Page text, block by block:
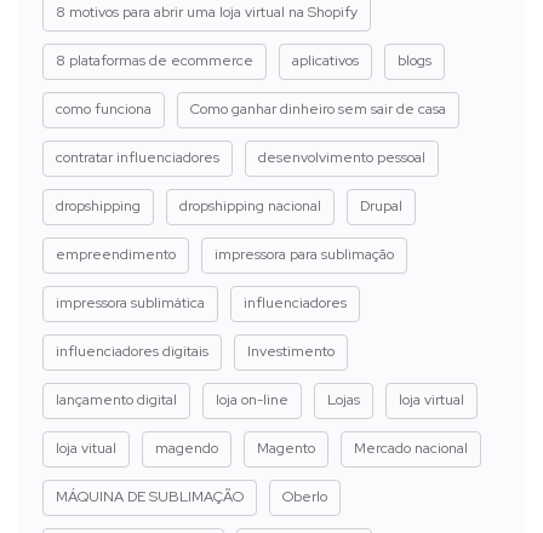
8 motivos para abrir uma loja virtual na Shopify
8 plataformas de ecommerce aplicativos blogs
como funciona Como ganhar dinheiro sem sair de casa
contratar influenciadores desenvolvimento pessoal
dropshipping dropshipping nacional Drupal
empreendimento impressora para sublimação
impressora sublimática influenciadores
influenciadores digitais Investimento
lançamento digital loja on-line Lojas loja virtual
loja vitual magendo Magento Mercado nacional
MÁQUINA DE SUBLIMAÇÃO Oberlo